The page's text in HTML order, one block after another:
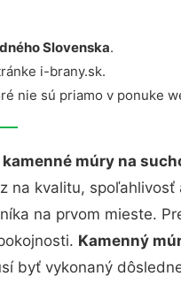
Slovenska.
i-brany.sk.
nie sú priamo v ponuke
kamenné múry na
na kvalitu, spoľahlivosť
na prvom mieste.
Kamenný
byť vykonaný